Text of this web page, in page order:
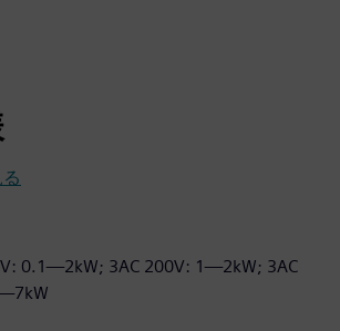
0.1—2kW; 3AC 200V: 1—2kW; 3AC